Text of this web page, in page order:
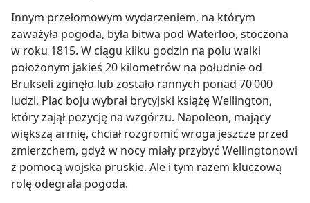
Innym przełomowym wydarzeniem, na którym
zaważyła pogoda, była bitwa pod Waterloo, stoczona
w roku 1815. W ciągu kilku godzin na polu walki
położonym jakieś 20 kilometrów na południe od
Brukseli zginęło lub zostało rannych ponad 70 000
ludzi. Plac boju wybrał brytyjski książę Wellington,
który zajął pozycję na wzgórzu. Napoleon, mający
większą armię, chciał rozgromić wroga jeszcze przed
zmierzchem, gdyż w nocy miały przybyć Wellingtonowi
z pomocą wojska pruskie. Ale i tym razem kluczową
rolę odegrała pogoda.